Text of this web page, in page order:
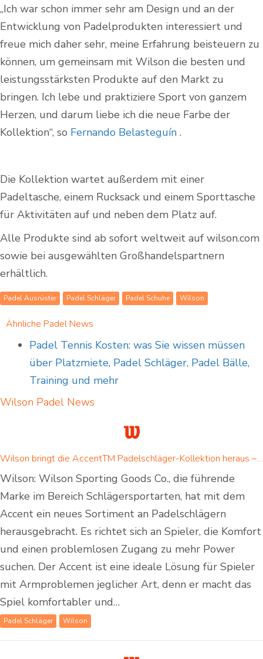
„Ich war schon immer sehr am Design und an der
Entwicklung von Padelprodukten interessiert und
freue mich daher sehr, meine Erfahrung beisteuern zu
können, um gemeinsam mit Wilson die besten und
leistungsstärksten Produkte auf den Markt zu
bringen. Ich lebe und praktiziere Sport von ganzem
Herzen, und darum liebe ich die neue Farbe der
Kollektion“, so Fernando Belasteguín .
Die Kollektion wartet außerdem mit einer
Padeltasche, einem Rucksack und einem Sporttasche
für Aktivitäten auf und neben dem Platz auf.
Alle Produkte sind ab sofort weltweit auf wilson.com
sowie bei ausgewählten Großhandelspartnern
erhältlich.
Padel Ausrüster Padel Schläger Padel Schuhe Wilson
Ähnliche Padel News
Padel Tennis Kosten: was Sie wissen müssen
über Platzmiete, Padel Schläger, Padel Bälle,
Training und mehr
Wilson Padel News
Wilson bringt die AccentTM Padelschläger-Kollektion heraus – speziell für mühelose Schlagkraft entwickelt
Wilson: Wilson Sporting Goods Co., die führende
Marke im Bereich Schlägersportarten, hat mit dem
Accent ein neues Sortiment an Padelschlägern
herausgebracht. Es richtet sich an Spieler, die Komfort
und einen problemlosen Zugang zu mehr Power
suchen. Der Accent ist eine ideale Lösung für Spieler
mit Armproblemen jeglicher Art, denn er macht das
Spiel komfortabler und…
Padel Schläger Wilson